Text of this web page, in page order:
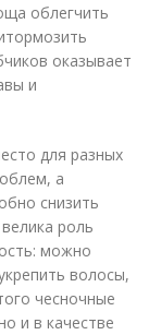
облегчить
оказывает
и
для разных
а
снизить
роль
можно
волосы,
чесночные
и в качестве